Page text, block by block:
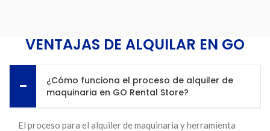
VENTAJAS DE ALQUILAR EN GO
¿Cómo funciona el proceso de alquiler de
maquinaria en GO Rental Store?
El proceso para el alquiler de maquinaria y herramienta